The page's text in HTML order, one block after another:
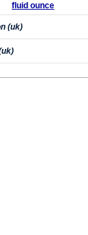
fluid ounce
(uk)